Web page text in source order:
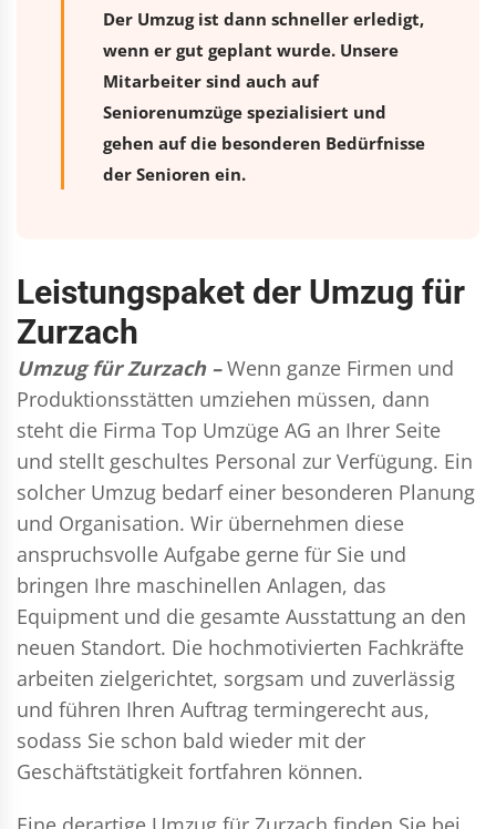
Der Umzug ist dann schneller erledigt,
wenn er gut geplant wurde. Unsere
Mitarbeiter sind auch auf
Seniorenumzüge spezialisiert und
gehen auf die besonderen Bedürfnisse
der Senioren ein.
Leistungspaket der Umzug für
Zurzach
Umzug für Zurzach – Wenn ganze Firmen und
Produktionsstätten umziehen müssen, dann
steht die Firma Top Umzüge AG an Ihrer Seite
und stellt geschultes Personal zur Verfügung. Ein
solcher Umzug bedarf einer besonderen Planung
und Organisation. Wir übernehmen diese
anspruchsvolle Aufgabe gerne für Sie und
bringen Ihre maschinellen Anlagen, das
Equipment und die gesamte Ausstattung an den
neuen Standort. Die hochmotivierten Fachkräfte
arbeiten zielgerichtet, sorgsam und zuverlässig
und führen Ihren Auftrag termingerecht aus,
sodass Sie schon bald wieder mit der
Geschäftstätigkeit fortfahren können.